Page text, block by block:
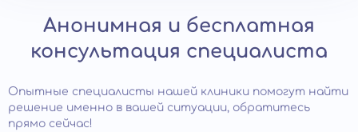
Анонимная и бесплатная
консультация специалиста
Опытные специалисты нашей клиники помогут найти
решение именно в вашей ситуации, обратитесь
прямо сейчас!